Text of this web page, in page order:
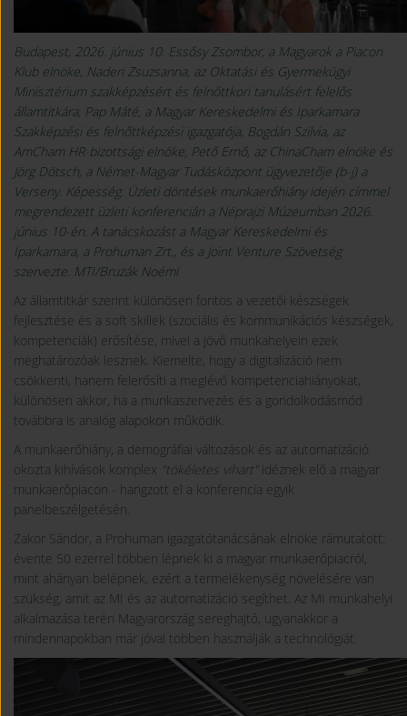
Budapest, 2026. június 10. Essősy Zsombor, a Magyarok a Piacon
Klub elnöke, Naderi Zsuzsanna, az Oktatási és Gyermekügyi
Minisztérium szakképzésért és felnőttkori tanulásért felelős
államtitkára, Pap Máté, a Magyar Kereskedelmi és Iparkamara
Szakképzési és felnőttképzési igazgatója, Bogdán Szilvia, az
AmCham HR-bizottsági elnöke, Pető Ernő, az ChinaCham elnöke és
Jörg Dötsch, a Német-Magyar Tudásközpont ügyvezetője (b-j) a
Verseny. Képesség. Üzleti döntések munkaerőhiány idején címmel
megrendezett üzleti konferencián a Néprajzi Múzeumban 2026.
június 10-én. A tanácskozást a Magyar Kereskedelmi és
Iparkamara, a Prohuman Zrt., és a Joint Venture Szövetség
szervezte. MTI/Bruzák Noémi
Az államtitkár szerint különösen fontos a vezetői készségek
fejlesztése és a soft skillek (szociális és kommunikációs készségek,
kompetenciák) erősítése, mivel a jövő munkahelyein ezek
meghatározóak lesznek. Kiemelte, hogy a digitalizáció nem
csökkenti, hanem felerősíti a meglévő kompetenciahiányokat,
különösen akkor, ha a munkaszervezés és a gondolkodásmód
továbbra is analóg alapokon működik.
A munkaerőhiány, a demográfiai változások és az automatizáció
okozta kihívások komplex "tökéletes vihart"idéznek elő a magyar
munkaerőpiacon - hangzott el a konferencia egyik
panelbeszélgetésén.
Zakor Sándor, a Prohuman igazgatótanácsának elnöke rámutatott:
évente 50 ezerrel többen lépnek ki a magyar munkaerőpiacról,
mint ahányan belépnek, ezért a termelékenység növelésére van
szükség, amit az MI és az automatizáció segíthet. Az MI munkahelyi
alkalmazása terén Magyarország sereghajtó, ugyanakkor a
mindennapokban már jóval többen használják a technológiát.